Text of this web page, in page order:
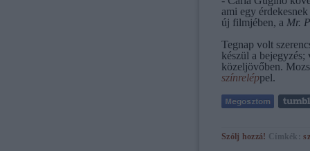
ami egy
új filmjében, a Mr.
Tegnap volt
készül a bejegyzés;
közeljövőben.
színreléppel.
Szólj hozzá! Címkék: